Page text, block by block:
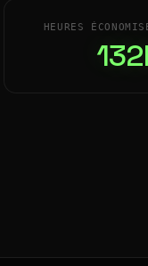
HEURES